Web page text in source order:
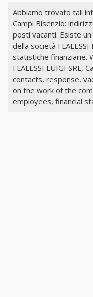
Abbiamo trovato tali
Campi Bisenzio:
posti vacanti. Esiste
della società
statistiche finanziarie.
FLALESSI LUIGI SRL,
contacts, response,
on the work of the
employees, financial